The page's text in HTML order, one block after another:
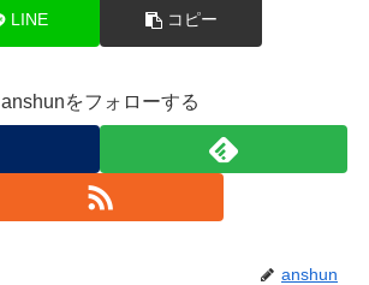
LINE コピー
anshunをフォローする
anshun